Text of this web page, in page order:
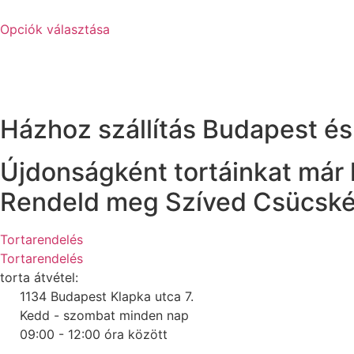
900 Ft
Opciók választása
A
a
termékoldalon
választhatók
Házhoz szállítás Budapest
Újdonságként tortáinkat
Rendeld meg Szíved
Tortarendelés
Tortarendelés
torta átvétel:
1134 Budapest Klapka utca 7.
Kedd - szombat minden nap
09:00 - 12:00 óra között